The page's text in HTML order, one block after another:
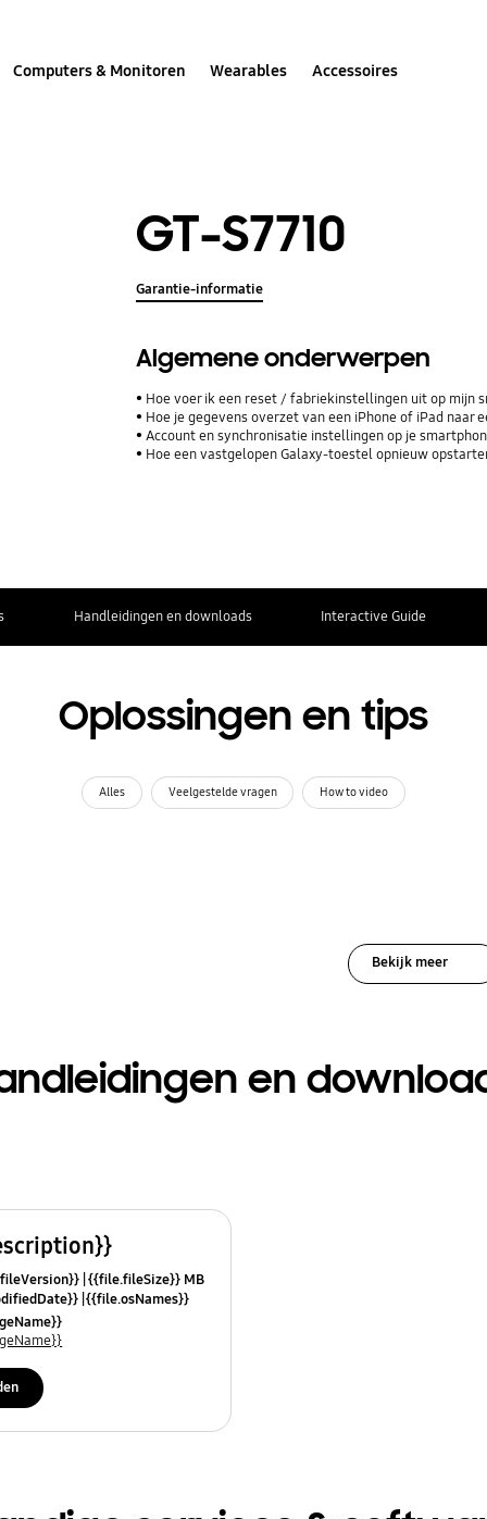
Computers & Monitoren Wearables Accessoires
GT-S7710
Garantie-informatie
Algemene onderwerpen
Hoe voer ik een reset / fabriekinstellingen uit op mijn
Hoe je gegevens overzet van een iPhone of iPad
Account en synchronisatie instellingen op je
Hoe een vastgelopen Galaxy-toestel opnieuw
Handleidingen en downloads Interactive Guide
Oplossingen en tips
Alles Veelgestelde vragen How to video
Bekijk meer
en
{{file.fileSize}} MB
{{file.osNames}}